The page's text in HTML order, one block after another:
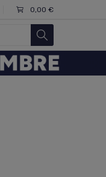
0,00 €